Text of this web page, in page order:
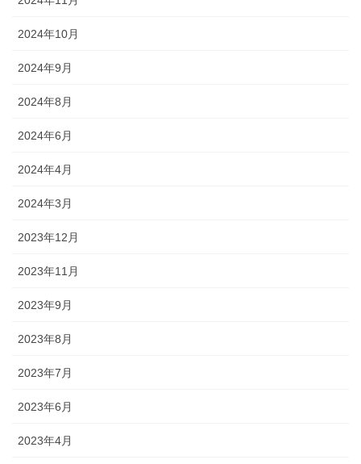
2024年10月
2024年9月
2024年8月
2024年6月
2024年4月
2024年3月
2023年12月
2023年11月
2023年9月
2023年8月
2023年7月
2023年6月
2023年4月